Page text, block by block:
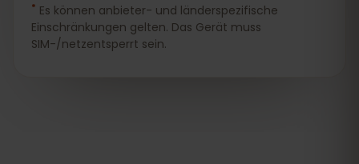
* Es können anbieter- und länderspezifische
Einschränkungen gelten. Das Gerät muss
SIM-/netzentsperrt sein.